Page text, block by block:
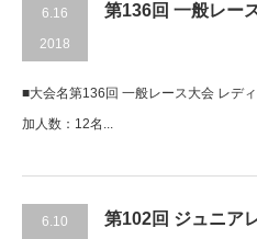
6.16
2018
第136回 一般レー
■大会名第136回 一般レース大会 レデ
加人数：12名...
6.10
第102回 ジュニア